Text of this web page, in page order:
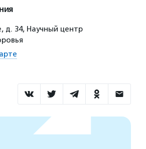
д. 34, Научный центр